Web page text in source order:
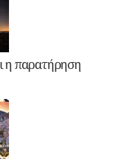
η παρατήρηση